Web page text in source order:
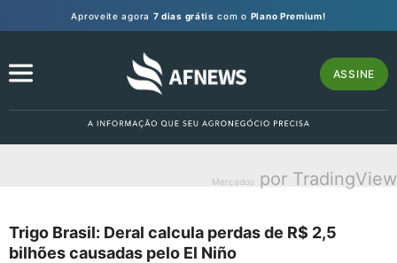
Aproveite agora 7 dias grátis com o Plano Premium!
ASSINE
Mercados por TradingView
Trigo Brasil: Deral calcula perdas de R$ 2,5
bilhões causadas pelo El Niño